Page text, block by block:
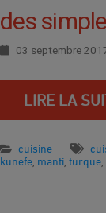
des
03 septembre
LIRE LA
cuisine
kunefe manti turque